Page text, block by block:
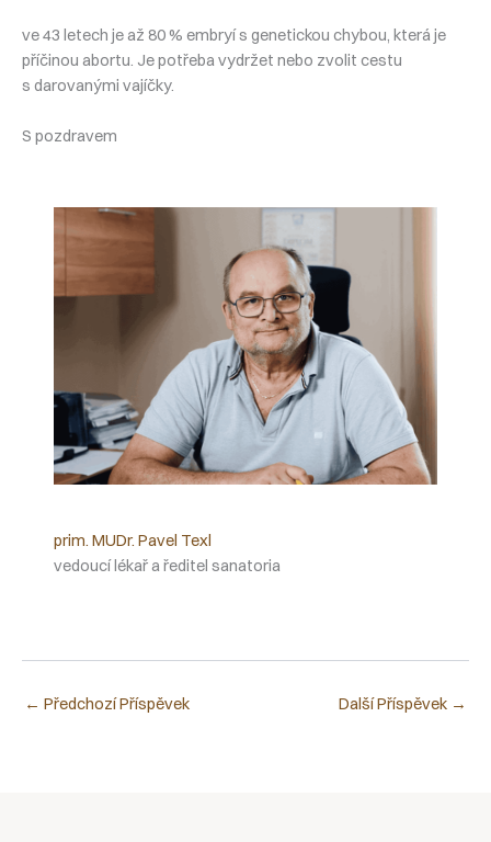
ve 43 letech je až 80 % embryí s genetickou chybou, která je
příčinou abortu. Je potřeba vydržet nebo zvolit cestu
s darovanými vajíčky.
S pozdravem
prim. MUDr. Pavel Texl
vedoucí lékař a ředitel sanatoria
← Předchozí Příspěvek Další Příspěvek →